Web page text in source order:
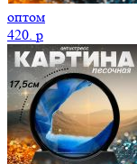
оптом
420. p